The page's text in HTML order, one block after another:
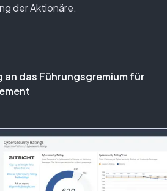
der Aktionäre.
das Führungsgremium für